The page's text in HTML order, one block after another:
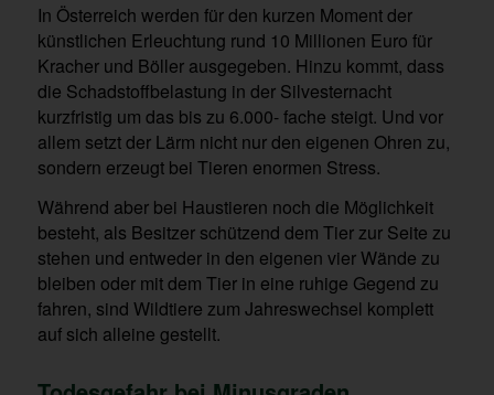
In Österreich werden für den kurzen Moment der
künstlichen Erleuchtung rund 10 Millionen Euro für
Kracher und Böller ausgegeben. Hinzu kommt, dass
die Schadstoffbelastung in der Silvesternacht
kurzfristig um das bis zu 6.000- fache steigt. Und vor
allem setzt der Lärm nicht nur den eigenen Ohren zu,
sondern erzeugt bei Tieren enormen Stress.
Während aber bei Haustieren noch die Möglichkeit
besteht, als Besitzer schützend dem Tier zur Seite zu
stehen und entweder in den eigenen vier Wände zu
bleiben oder mit dem Tier in eine ruhige Gegend zu
fahren, sind Wildtiere zum Jahreswechsel komplett
auf sich alleine gestellt.